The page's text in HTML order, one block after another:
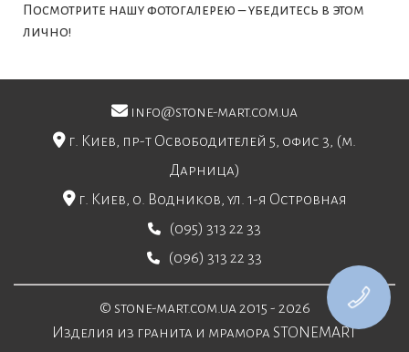
Посмотрите нашу фотогалерею – убедитесь в этом
лично!
info@stone-mart.com.ua
г. Киев, пр-т Освободителей 5, офис 3, (м.
Дарница)
г. Киев, о. Водников, ул. 1-я Островная
(095) 313 22 33
(096) 313 22 33
© stone-mart.com.ua 2015 - 2026
Изделия из гранита и мрамора STONEMART